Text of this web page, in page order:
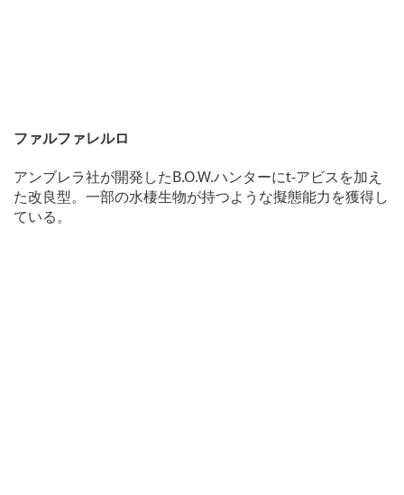
ファルファレルロ
アンブレラ社が開発したB.O.W.ハンターにt-アビスを加え
た改良型。一部の水棲生物が持つような擬態能力を獲得し
ている。